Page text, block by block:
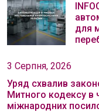
для
3 Серпня, 2026
Уряд схвалив
Митного кодексу в
міжнародних